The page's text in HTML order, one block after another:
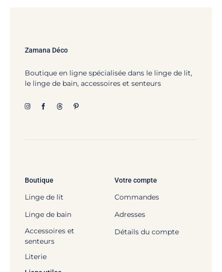
Zamana Déco
Boutique en ligne spécialisée dans le linge de lit,
le linge de bain, accessoires et senteurs
Boutique
Linge de lit
Linge de bain
Accessoires et
senteurs
Literie
Votre compte
Commandes
Adresses
Détails du compte